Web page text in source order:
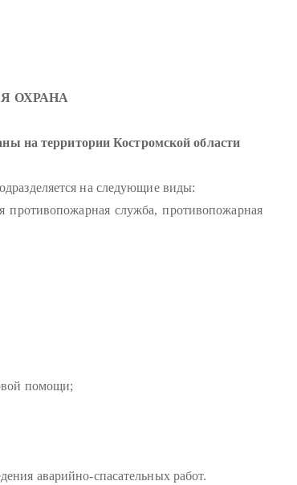
ОХРАНА
на территории Костромской области
на следующие виды:
противопожарная служба, противопожарная
помощи;
аварийно-спасательных работ.